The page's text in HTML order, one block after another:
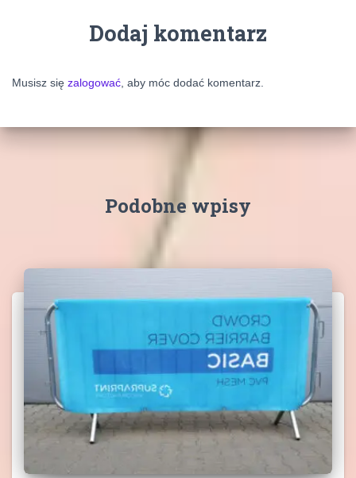
Dodaj komentarz
Musisz się zalogować , aby móc dodać komentarz.
Podobne wpisy